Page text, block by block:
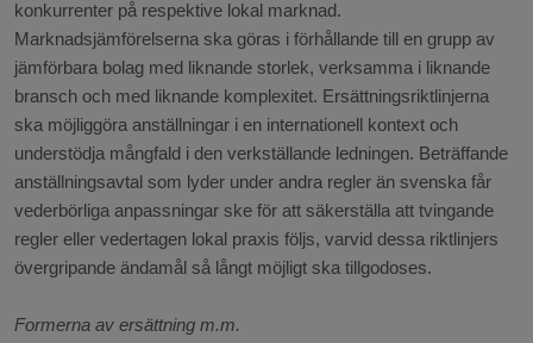
konkurrenter på respektive lokal marknad.
Marknadsjämförelserna ska göras i förhållande till en grupp av
jämförbara bolag med liknande storlek, verksamma i liknande
bransch och med liknande komplexitet. Ersättningsriktlinjerna
ska möjliggöra anställningar i en internationell kontext och
understödja mångfald i den verkställande ledningen. Beträffande
anställningsavtal som lyder under andra regler än svenska får
vederbörliga anpassningar ske för att säkerställa att tvingande
regler eller vedertagen lokal praxis följs, varvid dessa riktlinjers
övergripande ändamål så långt möjligt ska tillgodoses.
Formerna av ersättning m.m.